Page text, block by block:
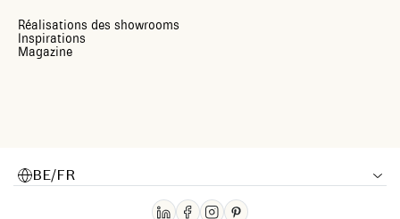
Réalisations des showrooms
Inspirations
Magazine
BE/FR